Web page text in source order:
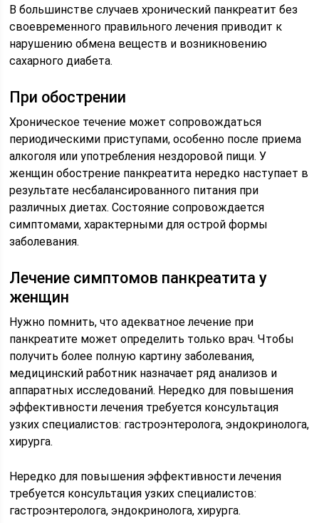
В большинстве случаев хронический панкреатит без
своевременного правильного лечения приводит к
нарушению обмена веществ и возникновению
сахарного диабета.
При обострении
Хроническое течение может сопровождаться
периодическими приступами, особенно после приема
алкоголя или употребления нездоровой пищи. У
женщин обострение панкреатита нередко наступает в
результате несбалансированного питания при
различных диетах. Состояние сопровождается
симптомами, характерными для острой формы
заболевания.
Лечение симптомов панкреатита у
женщин
Нужно помнить, что адекватное лечение при
панкреатите может определить только врач. Чтобы
получить более полную картину заболевания,
медицинский работник назначает ряд анализов и
аппаратных исследований. Нередко для повышения
эффективности лечения требуется консультация
узких специалистов: гастроэнтеролога, эндокринолога,
хирурга.
Нередко для повышения эффективности лечения
требуется консультация узких специалистов:
гастроэнтеролога, эндокринолога, хирурга.